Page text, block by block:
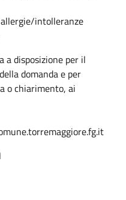
intolleranze
a disposizione per il
domanda e per
o chiarimento, ai